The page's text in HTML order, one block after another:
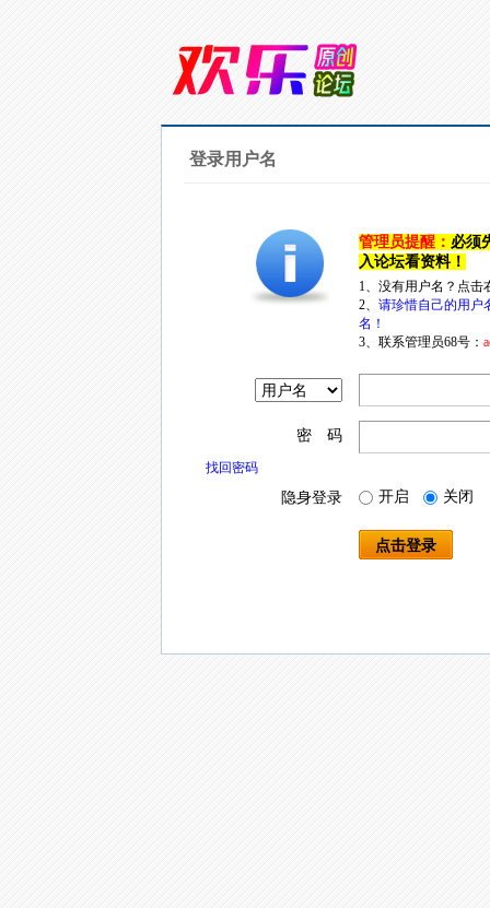
登录用户名
管理员提醒： 必须
入论坛看资料！
1、没有用户名？点
2、 请珍惜自己的用户
名！
3、联系管理员68号：
密 码
找回密码
隐身登录 开启 关闭
点击登录